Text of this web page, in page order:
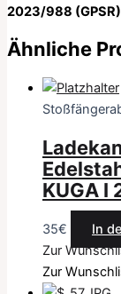
2023/988 (GPSR)
Ähnliche
KUGA I
35€
In
Zur
Zur